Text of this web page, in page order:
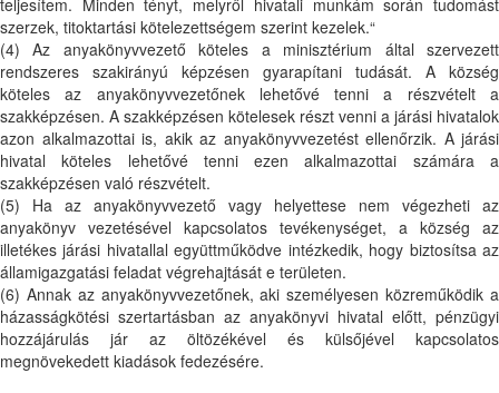
teljesítem. Minden tényt, melyről hivatali munkám során tudomást
szerzek, titoktartási kötelezettségem szerint kezelek.“
(4) Az anyakönyvvezető köteles a minisztérium által szervezett
rendszeres szakirányú képzésen gyarapítani tudását. A község
köteles az anyakönyvvezetőnek lehetővé tenni a részvételt a
szakképzésen. A szakképzésen kötelesek részt venni a járási hivatalok
azon alkalmazottai is, akik az anyakönyvvezetést ellenőrzik. A járási
hivatal köteles lehetővé tenni ezen alkalmazottai számára a
szakképzésen való részvételt.
(5) Ha az anyakönyvvezető vagy helyettese nem végezheti az
anyakönyv vezetésével kapcsolatos tevékenységet, a község az
illetékes járási hivatallal együttműködve intézkedik, hogy biztosítsa az
államigazgatási feladat végrehajtását e területen.
(6) Annak az anyakönyvvezetőnek, aki személyesen közreműködik a
házasságkötési szertartásban az anyakönyvi hivatal előtt, pénzügyi
hozzájárulás jár az öltözékével és külsőjével kapcsolatos
megnövekedett kiadások fedezésére.